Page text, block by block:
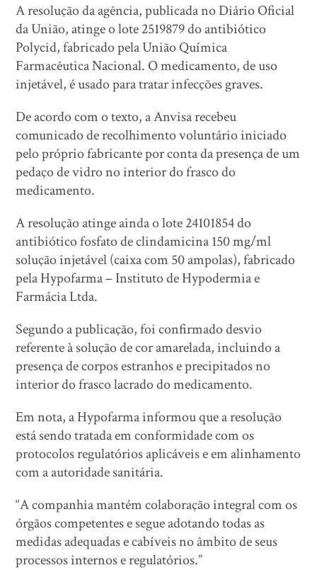
A resolução da agência, publicada no Diário Oficial
da União, atinge o lote 2519879 do antibiótico
Polycid, fabricado pela União Química
Farmacêutica Nacional. O medicamento, de uso
injetável, é usado para tratar infecções graves.
De acordo com o texto, a Anvisa recebeu
comunicado de recolhimento voluntário iniciado
pelo próprio fabricante por conta da presença de um
pedaço de vidro no interior do frasco do
medicamento.
A resolução atinge ainda o lote 24101854 do
antibiótico fosfato de clindamicina 150 mg/ml
solução injetável (caixa com 50 ampolas), fabricado
pela Hypofarma – Instituto de Hypodermia e
Farmácia Ltda.
Segundo a publicação, foi confirmado desvio
referente à solução de cor amarelada, incluindo a
presença de corpos estranhos e precipitados no
interior do frasco lacrado do medicamento.
Em nota, a Hypofarma informou que a resolução
está sendo tratada em conformidade com os
protocolos regulatórios aplicáveis e em alinhamento
com a autoridade sanitária.
“A companhia mantém colaboração integral com os
órgãos competentes e segue adotando todas as
medidas adequadas e cabíveis no âmbito de seus
processos internos e regulatórios.”